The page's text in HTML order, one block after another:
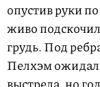
опустив руки
живо
грудь. Под
Пелхэм ожидал